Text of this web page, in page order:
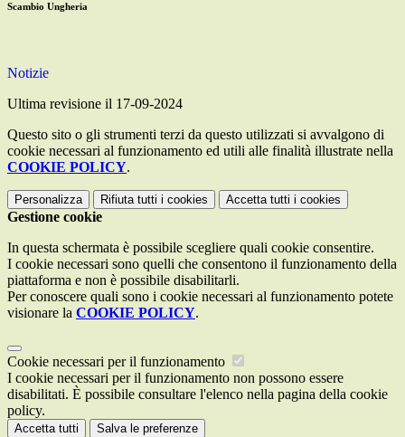
Scambio Ungheria
Notizie
Ultima revisione il 17-09-2024
Questo sito o gli strumenti terzi da questo utilizzati si avvalgono di
cookie necessari al funzionamento ed utili alle finalità illustrate nella
COOKIE POLICY.
Personalizza Rifiuta tutti i cookies Accetta tutti i cookies
Gestione cookie
In questa schermata è possibile scegliere quali cookie consentire.
I cookie necessari sono quelli che consentono il funzionamento della
piattaforma e non è possibile disabilitarli.
Per conoscere quali sono i cookie necessari al funzionamento potete
visionare la COOKIE POLICY.
Cookie necessari per il funzionamento
I cookie necessari per il funzionamento non possono essere
disabilitati. È possibile consultare l'elenco nella pagina della cookie
policy.
Accetta tutti Salva le preferenze